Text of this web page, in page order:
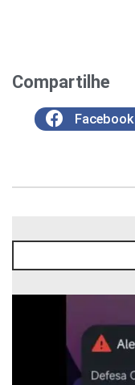
Compartilhe
Facebook